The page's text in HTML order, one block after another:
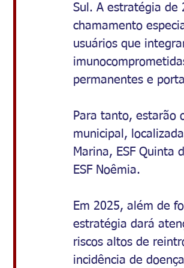
Sul. A estratégia de
chamamento
usuários que
permanentes e
Para tanto, estarão
municipal,
Marina, ESF Quinta
ESF Noêmia.
Em 2025, além de
estratégia dará
riscos altos de
incidência de